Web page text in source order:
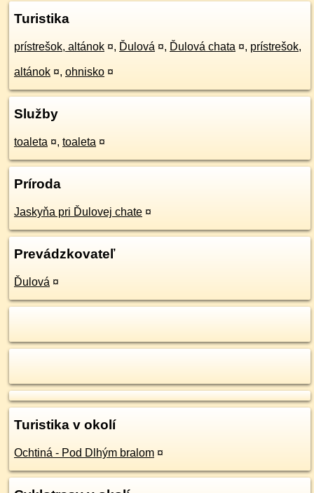
Turistika
prístrešok, altánok ¤, Ďulová ¤, Ďulová chata ¤, prístrešok,
altánok ¤, ohnisko ¤
Služby
toaleta ¤, toaleta ¤
Príroda
Jaskyňa pri Ďulovej chate ¤
Prevádzkovateľ
Ďulová ¤
Turistika v okolí
Ochtiná - Pod Dlhým bralom ¤